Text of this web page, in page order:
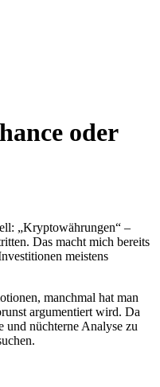
oder
„Kryptowährungen“ –
Das macht mich bereits
meistens
manchmal hat man
argumentiert wird. Da
und nüchterne Analyse zu